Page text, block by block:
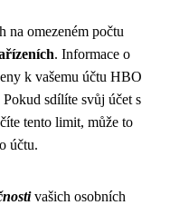
na omezeném počtu
. Informace o
k vašemu účtu HBO
sdílíte svůj účet s
tento limit, může to
účtu.
vašich osobních